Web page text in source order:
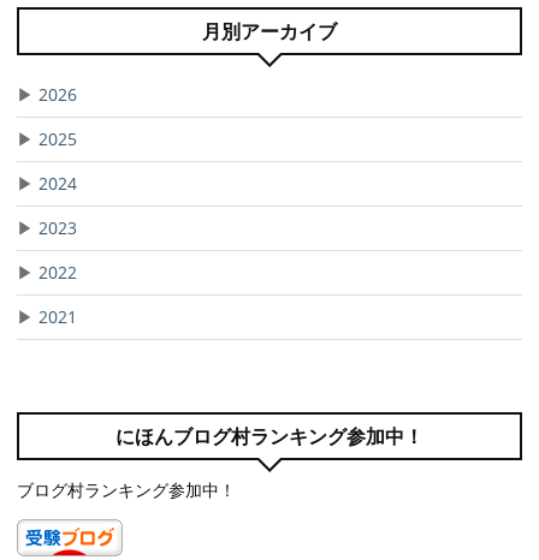
月別アーカイブ
▶ 2026
▶ 2025
▶ 2024
▶ 2023
▶ 2022
▶ 2021
にほんブログ村ランキング参加中！
ブログ村ランキング参加中！